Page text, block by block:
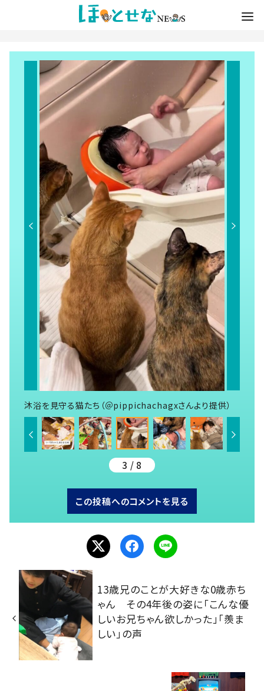
沐浴を見守る猫たち（＠pippichachagxさんより提供）
3 / 8
この投稿へのコメントを見る
13歳兄のことが大好きな0歳赤ち
ゃん その4年後の姿に「こんな優
しいお兄ちゃん欲しかった」「羨ま
しい」の声